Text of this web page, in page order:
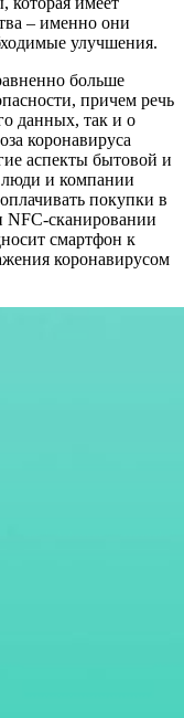
– именно они
улучшения.
больше
причем речь
данных, так и о
коронавируса
аспекты бытовой и
и компании
покупки в
NFC-сканировании
смартфон к
коронавирусом